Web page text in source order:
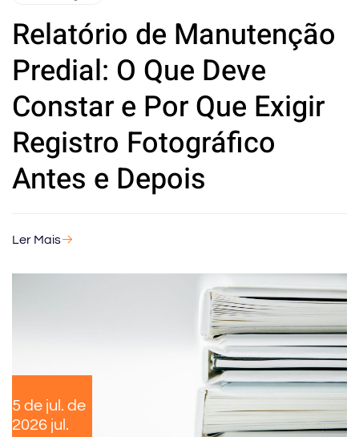
Relatório de Manutenção
Predial: O Que Deve
Constar e Por Que Exigir
Registro Fotográfico
Antes e Depois
Ler Mais
5 de jul. de
2026 jul.